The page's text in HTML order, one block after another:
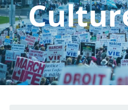
Boutique